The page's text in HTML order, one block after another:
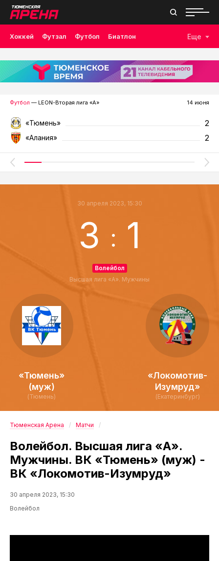
Хоккей Футзал Футбол Биатлон
Лыжные гонки Волейбол Плавание Дзюдо
Скалолазание Велоспорт Бокс
Еще
Футбол — LEON-Вторая лига «А» 14 июня
«Тюмень» 2
«Алания» 2
«Тюмень»
(муж)
(Тюмень)
30 апреля 2023, 15:30
3 : 1
Волейбол
Высшая лига «А». Мужчины
«Локомотив-
Изумруд»
(Екатеринбург)
Тюменская Арена Матчи
Волейбол. Высшая лига «А».
Мужчины. ВК «Тюмень» (муж) -
ВК «Локомотив-Изумруд»
30 апреля 2023, 15:30
Волейбол